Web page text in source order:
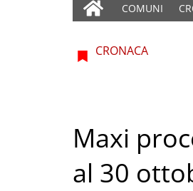
COMUNI
CRONACA
Maxi
al 30